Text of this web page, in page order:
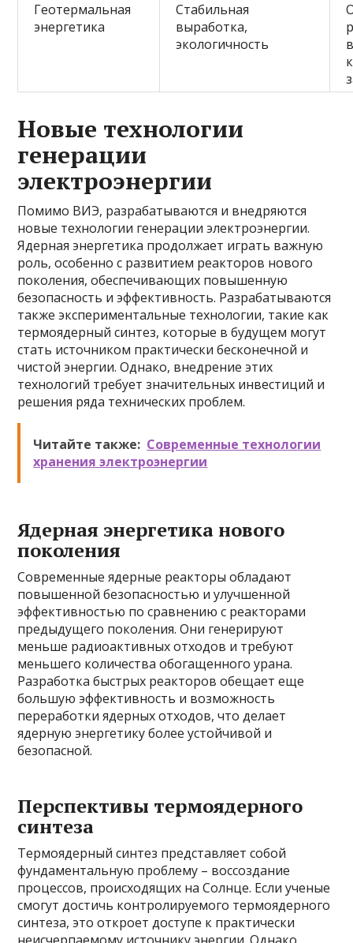
Геотермальная
энергетика
Стабильная
выработка,
экологичность
Новые технологии
генерации
электроэнергии
Помимо ВИЭ, разрабатываются и внедряются
новые технологии генерации электроэнергии.
Ядерная энергетика продолжает играть важную
роль, особенно с развитием реакторов нового
поколения, обеспечивающих повышенную
безопасность и эффективность. Разрабатываются
также экспериментальные технологии, такие как
термоядерный синтез, которые в будущем могут
стать источником практически бесконечной и
чистой энергии. Однако, внедрение этих
технологий требует значительных инвестиций и
решения ряда технических проблем.
Читайте также: Современные технологии
хранения электроэнергии
Ядерная энергетика нового
поколения
Современные ядерные реакторы обладают
повышенной безопасностью и улучшенной
эффективностью по сравнению с реакторами
предыдущего поколения. Они генерируют
меньше радиоактивных отходов и требуют
меньшего количества обогащенного урана.
Разработка быстрых реакторов обещает еще
большую эффективность и возможность
переработки ядерных отходов, что делает
ядерную энергетику более устойчивой и
безопасной.
Перспективы термоядерного
синтеза
Термоядерный синтез представляет собой
фундаментальную проблему – воссоздание
процессов, происходящих на Солнце. Если ученые
смогут достичь контролируемого термоядерного
синтеза, это откроет доступе к практически